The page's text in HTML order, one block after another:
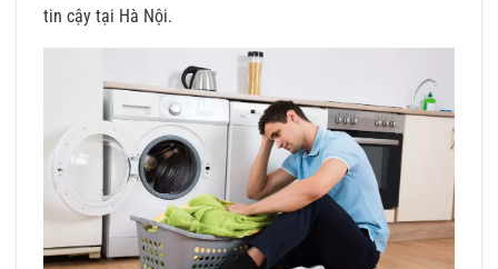
tin cậy tại Hà Nội.